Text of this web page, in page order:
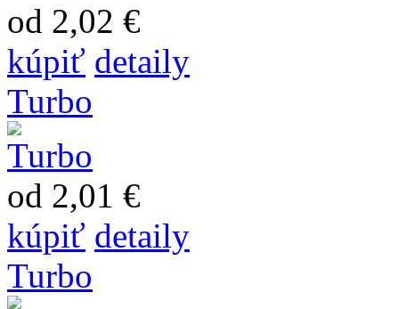
od 2,02 €
kúpiť detaily
Turbo
od 2,01 €
kúpiť detaily
Turbo